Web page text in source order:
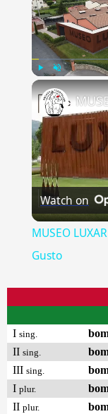
Watch on
MUSEO
Gusto
I sing.
II sing.
III sing.
I plur.
II plur.